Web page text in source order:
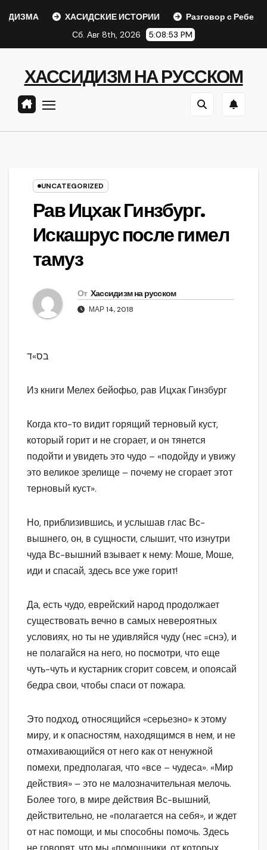
ХАСИДСКИЕ ИСТОРИИ Разговор с Ребе
Сб. Авг 8th, 2026
5:08:53 PM
ХАССИДИЗМ НА РУССКОМ
UNCATEGORIZED
Рав Ицхак Гинзбург.
Искашрус после гимел
тамуз
От Хассидизм на русском
МАР 14, 2018
בס»ד
Из книги Мелех бейофьо, рав Ицхак Гинзбург
Когда кто-то видит горящий терновый куст,
который горит и не сгорает, и он тянется
подойти и увидеть это чудо – «подойду и увижу
это великое зрелище – почему не сгорает этот
терновый куст».
Но, приблизившись, и услышав глас Вс-
вышнего, он, в сущности, слышит, что изнутри
чуда Вс-вышний взывает к нему: Моше, Моше,
иди и спасай, здесь все уже горит!
Да, есть чудо, еврейский народ продолжает
существовать вечно в самых невероятных
условиях, но ты не удивляйся чуду (нес =снэ), и
не полагайся на него, но посмотри, что еще
чуть-чуть и кустарник сгорит совсем, и опоясай
бедра свои, чтобы спаси от пожара.
Это подход, относящийся «серьезно» к этому
миру, и к опасностям, находящимся в нем, и не
отмахивающийся от него как от ненужной
помехи, предполагая, что «все – чудеса». «Мир
действия» – это не малозначительная мелочь.
Более того, в мире действия Вс-вышний,
действительно, не «полагается на себя», и ждет
от нас помощи, и мы способны помочь. Здесь